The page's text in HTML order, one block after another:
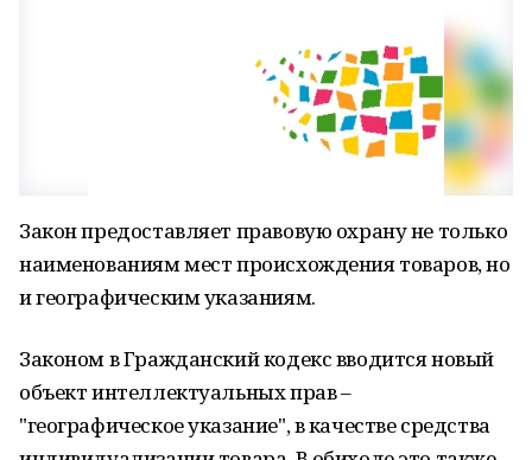
Закон предоставляет правовую охрану не только
наименованиям мест происхождения товаров, но
и географическим указаниям.
Законом в Гражданский кодекс вводится новый
объект интеллектуальных прав –
"географическое указание", в качестве средства